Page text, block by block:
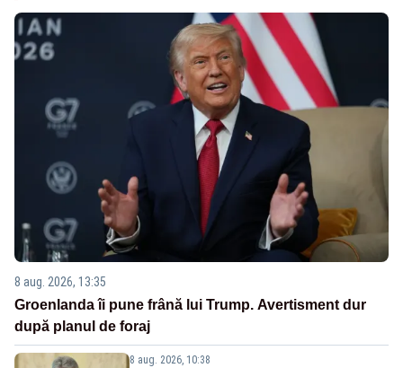
8 aug. 2026, 13:35
Groenlanda îi pune frână lui Trump. Avertisment dur
după planul de foraj
8 aug. 2026, 10:38